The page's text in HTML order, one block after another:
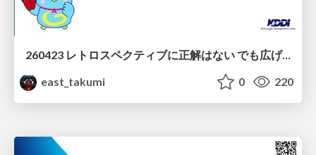
260423 レトロスペクティブに正解はない でも広げ方はある！
east_takumi
0 220